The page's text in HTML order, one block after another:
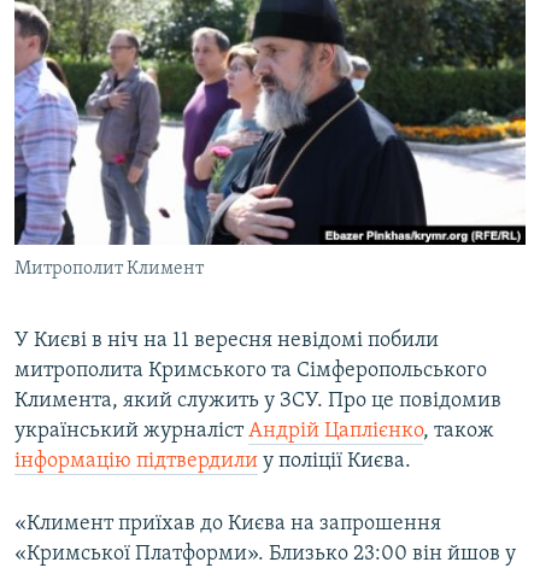
СПЕЦПРОЕКТИ
ДЕПОРТАЦІЯ
ВІДЕОУРОКИ «ELIFBE»
СВІДЧЕННЯ ОКУПАЦІЇ
УКРАЇНСЬКА ПРОБЛЕМА КРИМУ
ІНФОГРАФІКА
ЯК ОБІЙТИ БЛОКУВАННЯ
Русский
Qırımtatar
ДОЛУЧАЙСЯ!
Усі сайти RFE/RL
Митрополит Климент
У Києві в ніч на 11 вересня невідомі побили
митрополита Кримського та Сімферопольського
Климента, який служить у ЗСУ. Про це повідомив
український журналістАндрій Цаплієнко, також
інформацію підтвердили у поліції Києва.
«Климент приїхав до Києва на запрошення
«Кримської Платформи». Близько 23:00 він йшов у